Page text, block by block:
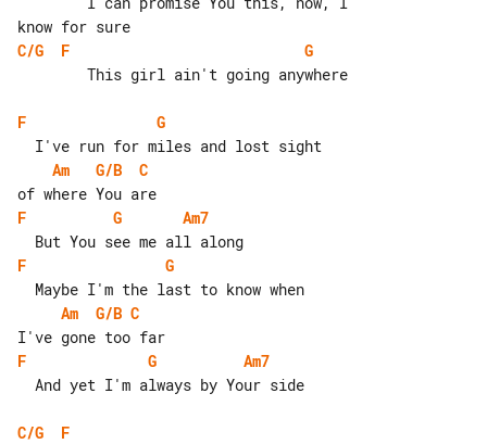
C/G
F
G
F
G
Am
G/B
C
F
G
Am7
F
G
Am
G/B C
F
G
Am7
C/G
F